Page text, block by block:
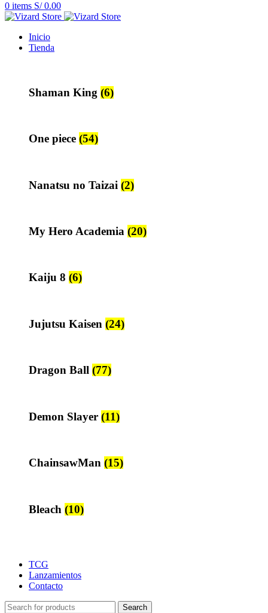
0 items S/0.00
Inicio
Tienda
Shaman King (6)
One piece (54)
Nanatsu no Taizai (2)
My Hero Academia (20)
Kaiju 8 (6)
Jujutsu Kaisen (24)
Dragon Ball (77)
Demon Slayer (11)
ChainsawMan (15)
Bleach (10)
TCG
Lanzamientos
Contacto
Search